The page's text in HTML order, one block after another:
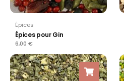
Épices
Épices pour Gin
6,00 €